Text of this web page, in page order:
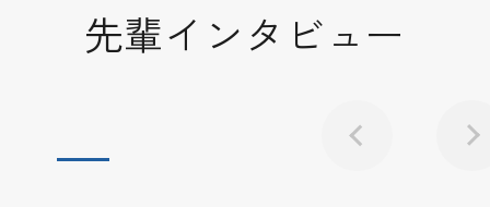
先輩インタビュー